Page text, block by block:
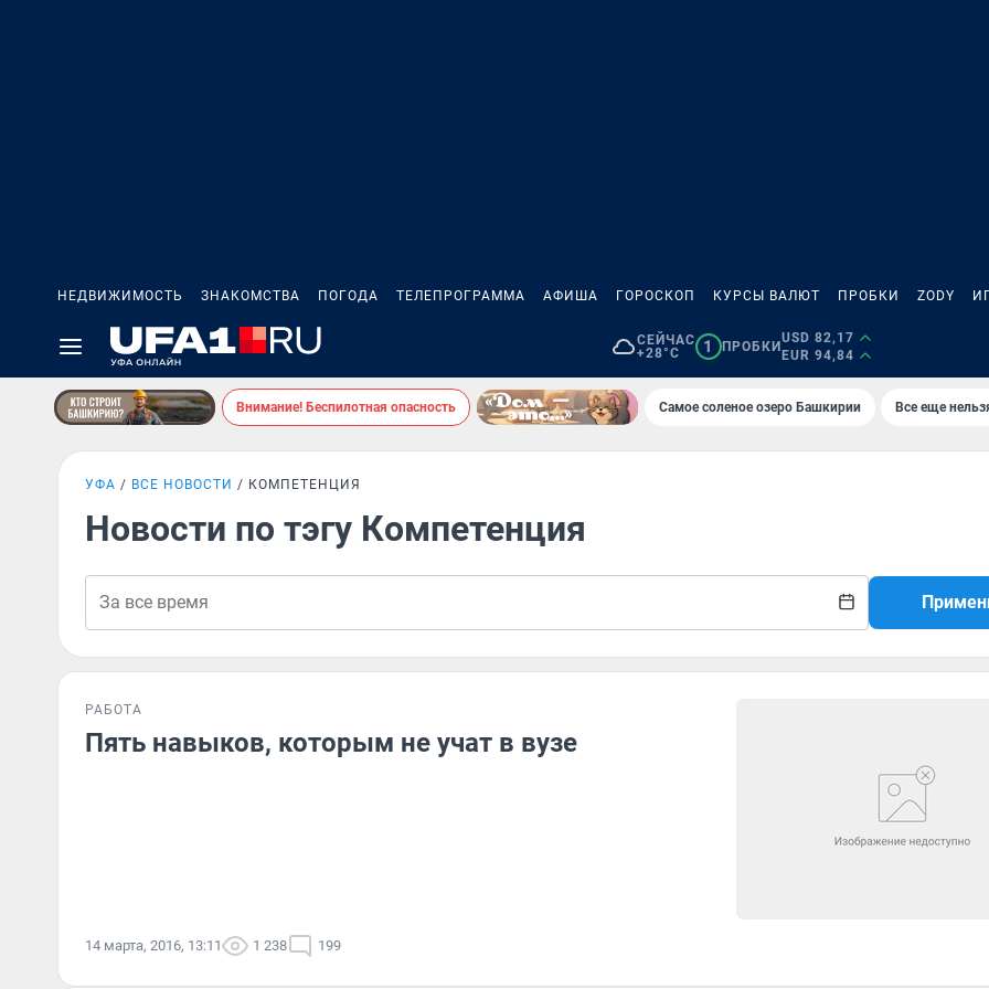
НЕДВИЖИМОСТЬ ЗНАКОМСТВА ПОГОДА ТЕЛЕПРОГРАММА АФИША ГОРОСКОП КУРСЫ ВАЛЮТ ПРОБКИ ZODY
СЕЙЧАС
+28°C
1 ПРОБКИ
USD 82,17
EUR 94,84
Внимание! Беспилотная опасность Самое соленое озеро Башкирии Все еще
УФА ВСЕ НОВОСТИ КОМПЕТЕНЦИЯ
Новости по тэгу Компетенция
РАБОТА
Пять навыков, которым не учат в вузе
14 марта, 2016, 13:11 1 238 199